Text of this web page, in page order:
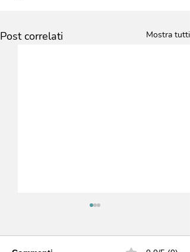
Post correlati Mostra tutti